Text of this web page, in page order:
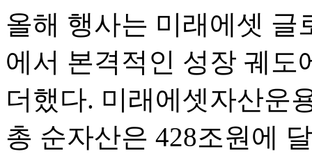
올해 행사는 미래에셋 글
에서 본격적인 성장 궤도
더했다. 미래에셋자산운
총 순자산은 428조원에